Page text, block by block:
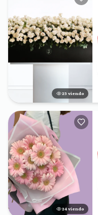
25 viendo
23 viendo